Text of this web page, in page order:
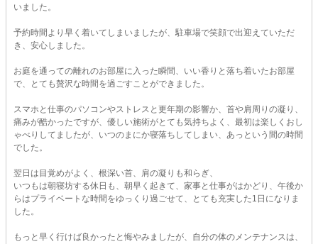
いました。
予約時間より早く着いてしまいましたが、駐車場で笑顔で出迎えていただ
き、安心しました。
お庭を通っての離れのお部屋に入った瞬間、いい香りと落ち着いたお部屋
で、とても贅沢な時間を過ごすことができました。
スマホと仕事のパソコンやストレスと更年期の影響か、首や肩周りの凝り、
痛みが酷かったですが、優しい施術がとても気持ちよく、最初は楽しくおし
ゃべりしてましたが、いつのまにか寝落ちしてしまい、あっという間の時間
でした。
翌日は目覚めがよく、根深い首、肩の凝りも和らぎ、
いつもは朝寝坊する休日も、朝早く起きて、家事と仕事がはかどり、午後か
らはプライベートな時間をゆっくり過ごせて、とても充実した1日になりま
した。
もっと早く行けば良かったと悔やみましたが、自分の体のメンテナンスは、